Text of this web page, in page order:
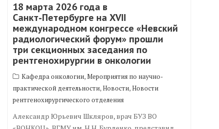
18 марта 2026 года в
Санкт‑Петербурге на XVII
международном конгрессе «Невский
радиологический форум» прошли
три секционных заседания по
рентгенохирургии в онкологии
Кафедра онкологии,Мероприятия по научно-
практической деятельности,Новости,Новости
рентгенохирургического отделения
Александр Юрьевич Шкляров, врач БУЗ ВО